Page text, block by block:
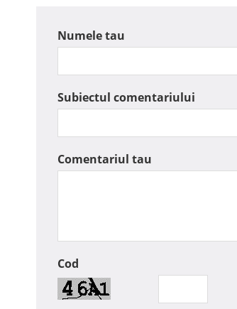
Numele tau
Subiectul comentariului
Comentariul tau
Cod